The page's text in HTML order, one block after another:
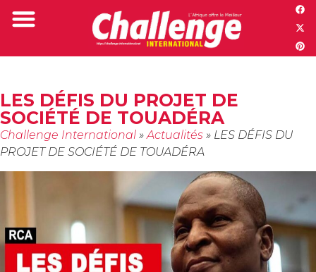
LES DÉFIS DU PROJET DE
SOCIÉTÉ DE TOUADÉRA
Challenge International »Actualités » LES DÉFIS DU
PROJET DE SOCIÉTÉ DE TOUADÉRA